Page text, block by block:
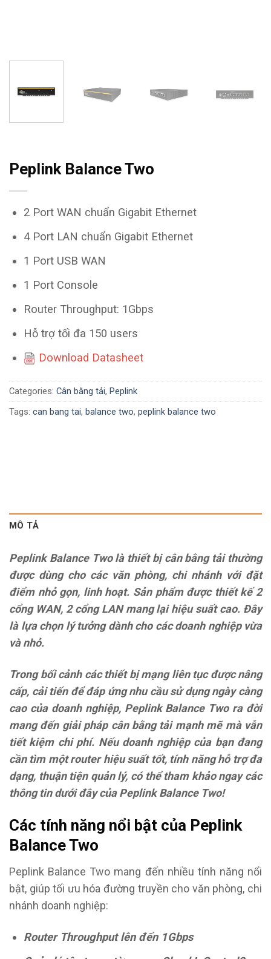
Peplink Balance Two
2 Port WAN chuẩn Gigabit Ethernet
4 Port LAN chuẩn Gigabit Ethernet
1 Port USB WAN
1 Port Console
Router Throughput: 1Gbps
Hỗ trợ tối đa 150 users
Download Datasheet
Categories: Cân bằng tải, Peplink
Tags: can bang tai, balance two, peplink balance two
MÔ TẢ
Peplink Balance Two là thiết bị cân bằng tải thường
được dùng cho các văn phòng, chi nhánh với đặt
điểm nhỏ gọn, linh hoạt. Sản phẩm được thiết kế 2
cổng WAN, 2 cổng LAN mang lại hiệu suất cao. Đây
là lựa chọn lý tưởng dành cho các doanh nghiệp vừa
và nhỏ.
Trong bối cảnh các thiết bị mạng liên tục được nâng
cấp, cải tiến để đáp ứng nhu cầu sử dụng ngày càng
cao của doanh nghiệp, Peplink Balance Two ra đời
mang đến giải pháp cân bằng tải mạnh mẽ mà vẫn
tiết kiệm chi phí. Nếu doanh nghiệp của bạn đang
cần tìm một router hiệu suất tốt, tính năng hỗ trợ đa
dạng, thuận tiện quản lý, có thể tham khảo ngay các
thông tin dưới đây của Peplink Balance Two!
Các tính năng nổi bật của Peplink
Balance Two
Peplink Balance Two mang đến nhiều tính năng nổi
bật, giúp tối ưu hóa đường truyền cho văn phòng, chi
nhánh doanh nghiệp:
Router Throughput lên đến 1Gbps